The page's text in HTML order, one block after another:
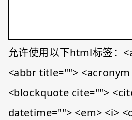
允许使用以下html标签：
<abbr title="">
<blockquote cite="">
datetime=""> <em> <i>